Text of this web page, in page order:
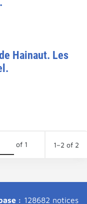
Hainaut. Les
of 1 1–2 of 2
: 128682 notices